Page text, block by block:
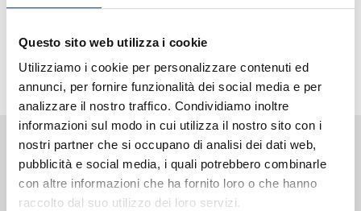
Questo sito web utilizza i cookie
Utilizziamo i cookie per personalizzare contenuti ed
annunci, per fornire funzionalità dei social media e per
analizzare il nostro traffico. Condividiamo inoltre
informazioni sul modo in cui utilizza il nostro sito con i
nostri partner che si occupano di analisi dei dati web,
pubblicità e social media, i quali potrebbero combinarle
con altre informazioni che ha fornito loro o che hanno
raccolto dal suo utilizzo dei loro servizi.
salvare il mondo è sconfiggerlo, anche a costo di
usare la spada proibita... la nona spada della Ten
Commandments!
Altri volumi della serie